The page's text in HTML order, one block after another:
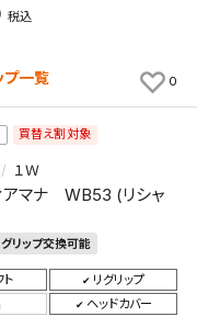
税込
プ一覧 0
買替え割対象
１Ｗ
アマナ WB53 (リシャ
グリップ交換可能
ト
リグリップ
ヘッドカバー